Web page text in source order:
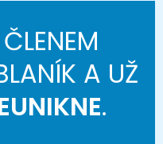
A UŽ
.